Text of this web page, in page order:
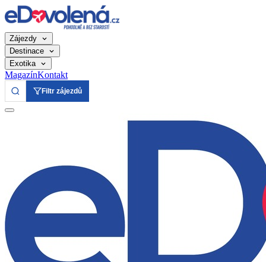
Zájezdy
Destinace
Exotika
MagazínKontakt
Filtr zájezdů